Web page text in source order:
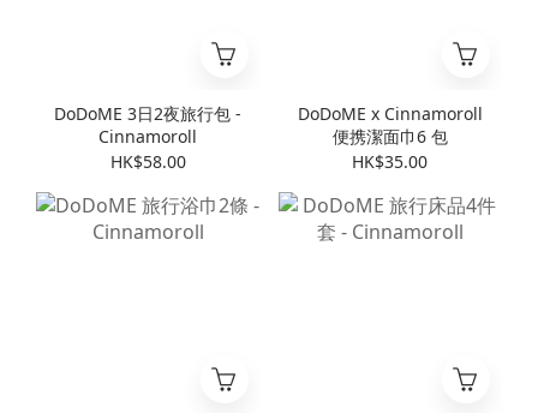
DoDoME 3日2夜旅行包 -
Cinnamoroll
HK$58.00
DoDoME x Cinnamoroll
便携潔面巾6 包
HK$35.00